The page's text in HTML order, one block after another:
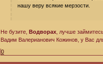
нашу веру всякие мерзости.
Не бузите, Водворах , лучше
Вадим Валерианович Кожинов, у Вас
0